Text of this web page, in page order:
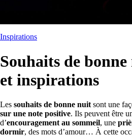
Inspirations
Souhaits de
et inspirations
Les souhaits de bonne nuit sont une
sur une note positive. Ils peuvent être
d’encouragement au sommeil, une
dormir, des mots d’amour… À cette